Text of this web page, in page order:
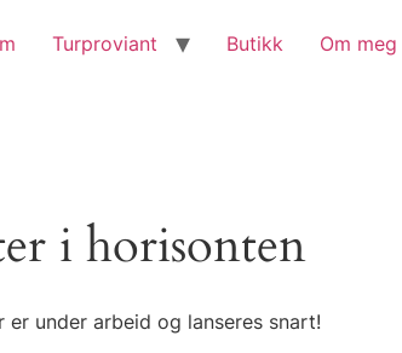
Turproviant Butikk Om meg
i horisonten
under arbeid og lanseres snart!